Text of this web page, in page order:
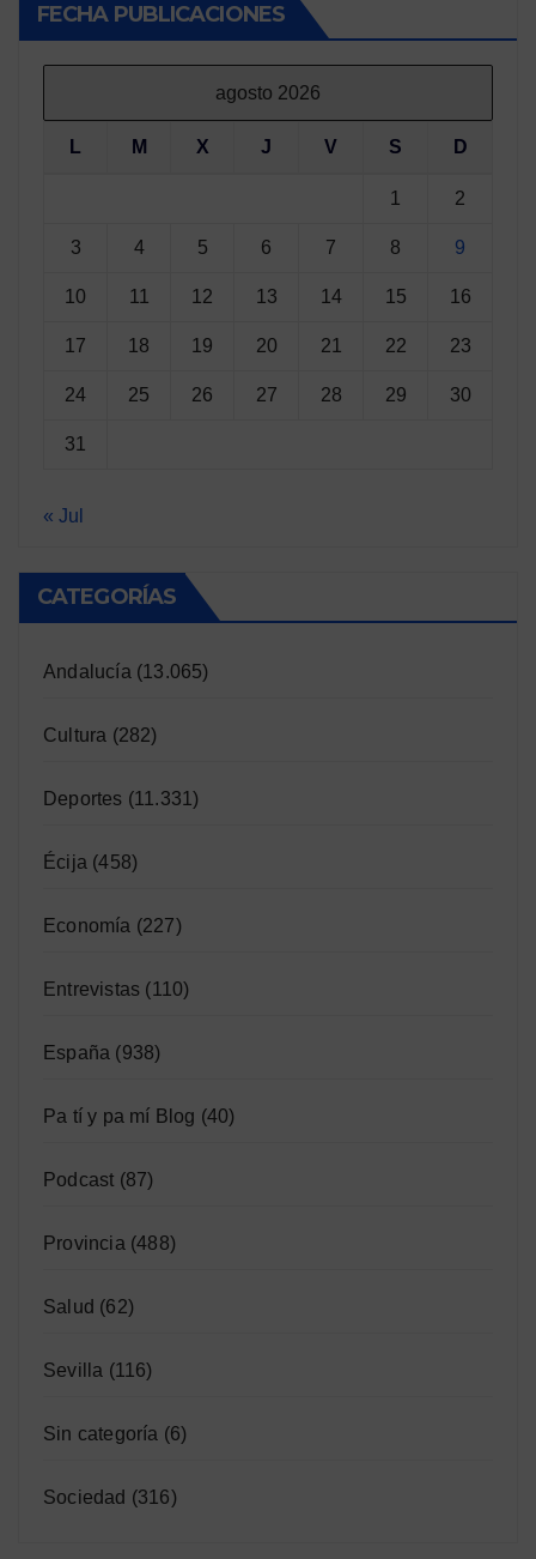
FECHA PUBLICACIONES
agosto 2026
L M X J V S D
1 2
3 4 5 6 7 8 9
10 11 12 13 14 15 16
17 18 19 20 21 22 23
24 25 26 27 28 29 30
31
« Jul
CATEGORÍAS
Andalucía (13.065)
Cultura (282)
Deportes (11.331)
Écija (458)
Economía (227)
Entrevistas (110)
España (938)
Pa tí y pa mí Blog (40)
Podcast (87)
Provincia (488)
Salud (62)
Sevilla (116)
Sin categoría (6)
Sociedad (316)